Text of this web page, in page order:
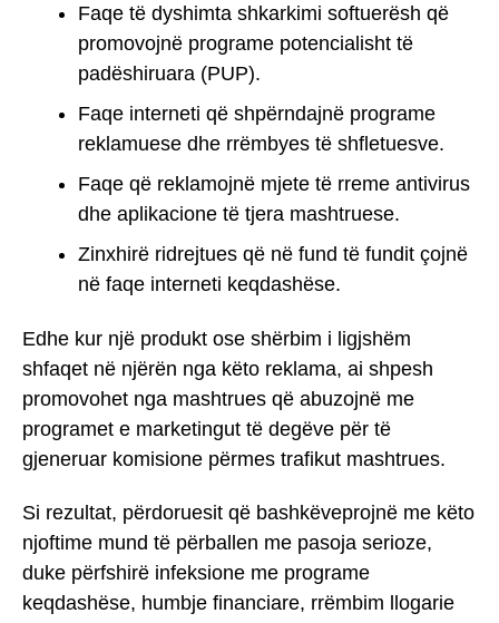
Faqe të dyshimta shkarkimi softuerësh që
promovojnë programe potencialisht të
padëshiruara (PUP).
Faqe interneti që shpërndajnë programe
reklamuese dhe rrëmbyes të shfletuesve.
Faqe që reklamojnë mjete të rreme antivirus
dhe aplikacione të tjera mashtruese.
Zinxhirë ridrejtues që në fund të fundit çojnë
në faqe interneti keqdashëse.
Edhe kur një produkt ose shërbim i ligjshëm
shfaqet në njërën nga këto reklama, ai shpesh
promovohet nga mashtrues që abuzojnë me
programet e marketingut të degëve për të
gjeneruar komisione përmes trafikut mashtrues.
Si rezultat, përdoruesit që bashkëveprojnë me këto
njoftime mund të përballen me pasoja serioze,
duke përfshirë infeksione me programe
keqdashëse, humbje financiare, rrëmbim llogarie